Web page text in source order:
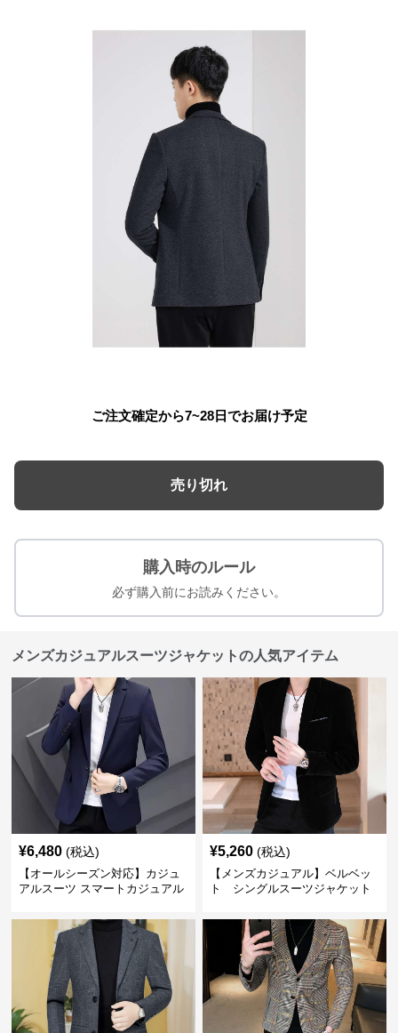
ご注文確定から7~28日でお届け予定
売り切れ
購入時のルール
必ず購入前にお読みください。
メンズカジュアルスーツジャケットの人気アイテム
¥6,480 (税込)
【オールシーズン対応】カジュ
アルスーツ スマートカジュアル
¥5,260 (税込)
【メンズカジュアル】ベルベッ
ト シングルスーツジャケット